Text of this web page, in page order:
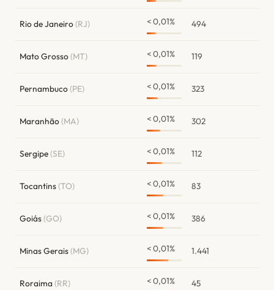
Rio de Janeiro(RJ) < 0,01% 494
Mato Grosso(MT) < 0,01% 119
Pernambuco(PE) < 0,01% 323
Maranhão(MA) < 0,01% 302
Sergipe(SE) < 0,01% 112
Tocantins(TO) < 0,01% 83
Goiás(GO) < 0,01% 386
Minas Gerais(MG) < 0,01% 1.441
Roraima (RR) < 0,01% 45